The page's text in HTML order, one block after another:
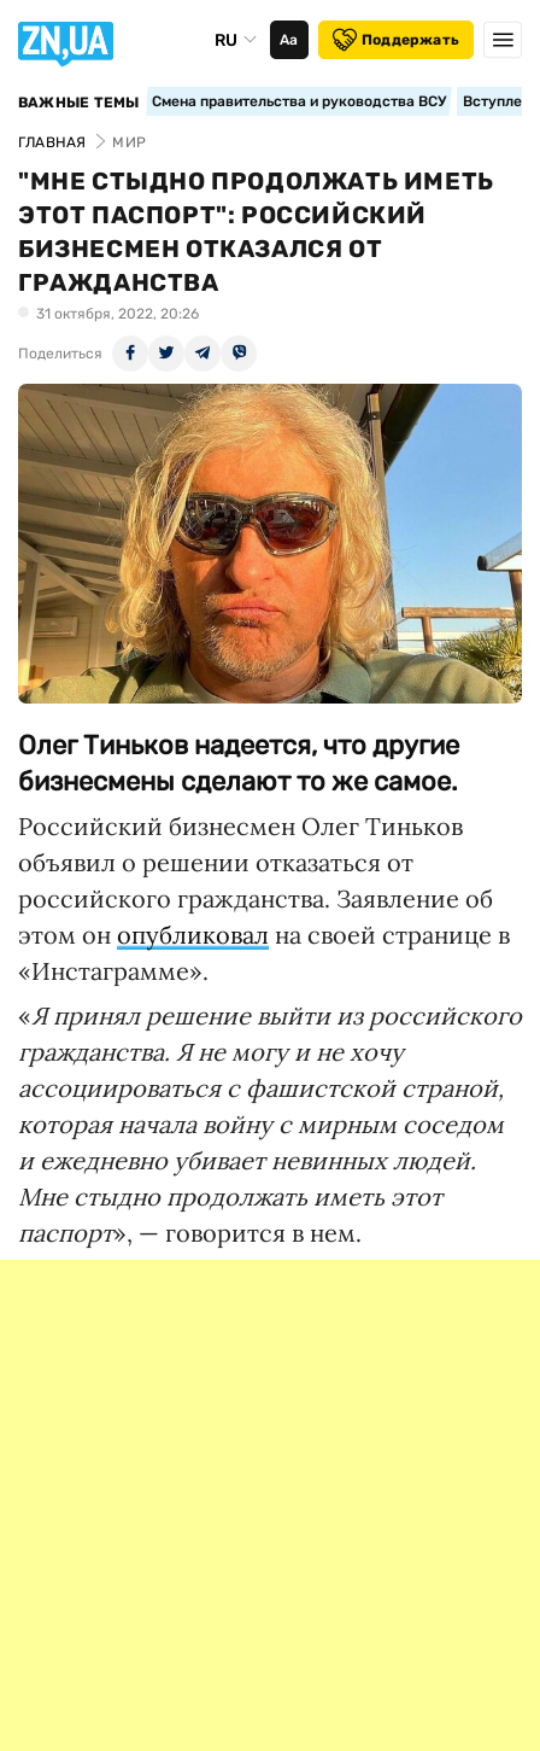
RU Аа Поддержать
ВАЖНЫЕ ТЕМЫ Смена правительства и руководства ВСУ
ГЛАВНАЯ МИР
"МНЕ СТЫДНО ПРОДОЛЖАТЬ ИМЕТЬ
ЭТОТ ПАСПОРТ": РОССИЙСКИЙ
БИЗНЕСМЕН ОТКАЗАЛСЯ ОТ
ГРАЖДАНСТВА
31 октября, 2022, 20:26
Поделиться
Олег Тиньков надеется, что другие
бизнесмены сделают то же самое.
Российский бизнесмен Олег Тиньков
объявил о решении отказаться от
российского гражданства. Заявление об
этом он опубликовал на своей странице в
«Инстаграмме».
«Я принял решение выйти из российского
гражданства. Я не могу и не хочу
ассоциироваться с фашистской страной,
которая начала войну с мирным соседом
и ежедневно убивает невинных людей.
Мне стыдно продолжать иметь этот
паспорт», — говорится в нем.